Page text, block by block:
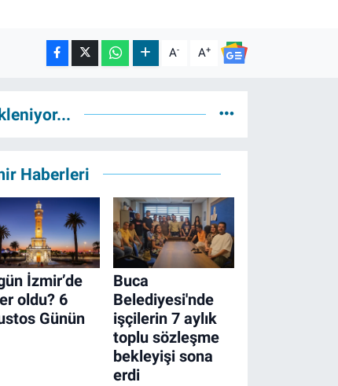
A- A+
Haberleri
İzmir’de
oldu? 6
Günün
Buca
Belediyesi'nde
işçilerin 7 aylık
toplu sözleşme
bekleyişi sona
erdi